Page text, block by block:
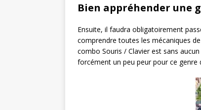
Bien appréhender une
Ensuite, il faudra obligatoirement
comprendre toutes les mécaniques
combo Souris / Clavier est sans
forcément un peu peur pour ce genre